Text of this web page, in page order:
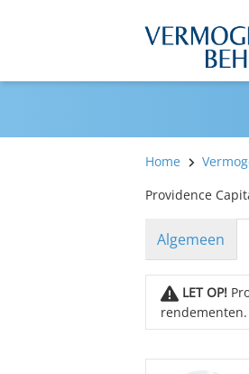
Home
Providence
Algemeen
LET OP!
rendementen.